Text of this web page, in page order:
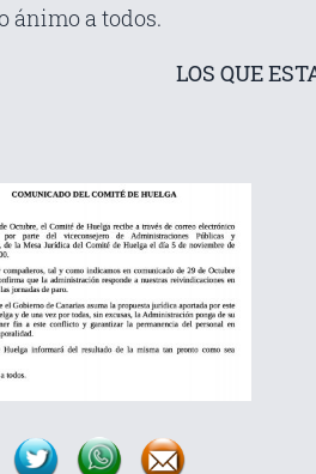
ánimo a todos.
LOS QUE